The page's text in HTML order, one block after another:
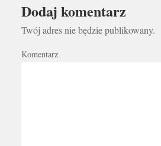
Dodaj komentarz
Twój adres nie będzie publikowany.
Komentarz